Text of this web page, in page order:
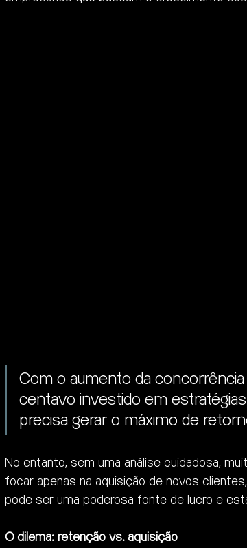
Com o aumento da concorrência
centavo investido em
precisa gerar o máximo de
No entanto, sem uma análise cuidadosa,
focar apenas na aquisição de novos
pode ser uma poderosa fonte de lucro e
O dilema: retenção vs. aquisição